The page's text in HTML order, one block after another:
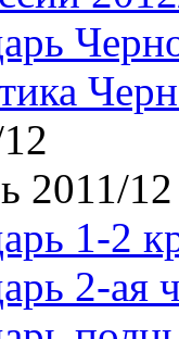
2011/12
1-2
2-ая